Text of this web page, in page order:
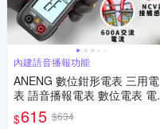
內建語音播報功能
ANENG 數位鉗形電表 三用電
表 語音播報電表 數位電表 電
式萬用表
$615 $634